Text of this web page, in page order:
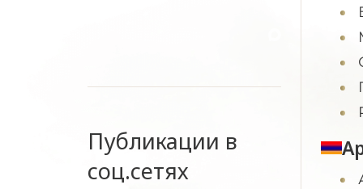
Публикации в
соц.сетях